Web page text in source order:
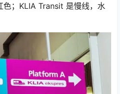
；KLIA Transit 是慢线，水